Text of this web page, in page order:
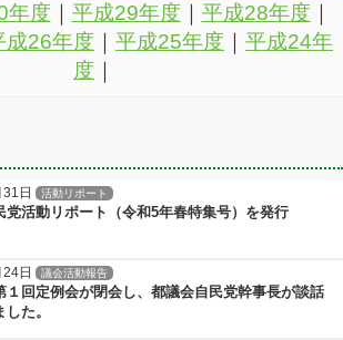
年度 平成29年度 平成28年度
成26年度 平成25年度
平成24年
度
日 活動リポート
党活動リポート（令和5年春特集号）を発行
日 議会活動報告
１回定例会が閉会し、都議会自民党幹事長が談話
た。